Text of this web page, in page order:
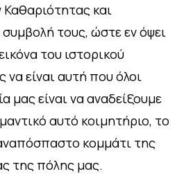
και
τους, ώστε εν όψει
του ιστορικού
να είναι αυτή που όλοι
μας είναι να αναδείξουμε
αυτό κοιμητήριο, το
κομμάτι της
της πόλης μας.